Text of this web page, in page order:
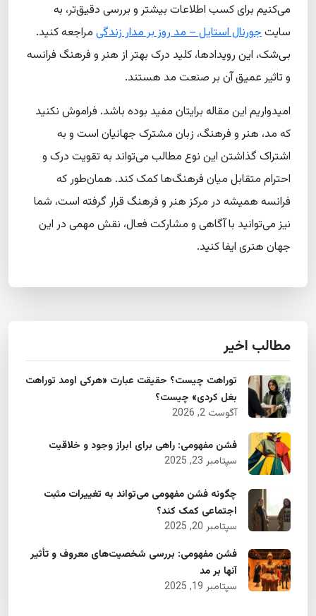
می‌کنیم برای کسب اطلاعات بیشتر و بررسی دقیق‌تر، به
سایتجورنال استایل – مد روز بر مدار زندگیمراجعه کنید.
بی‌شک، این رویدادها، کلید درک بهتر از هنر و فرهنگ فرانسه
و تاثیر عمیق آن بر صنعت مد هستند.
امیدواریم این مقاله برایتان مفید بوده باشد. فراموش نکنید
که مد، هنر و فرهنگ، زبان مشترک جهانیان است و به
اشتراک گذاشتن این نوع مطالب می‌تواند به تقویت درک و
احترام متقابل میان فرهنگ‌ها کمک کند. همان‌طور که
فرانسه همیشه در مرکز هنر و فرهنگ قرار گرفته است، شما
نیز می‌توانید با آگاهی و مشارکت فعال، نقش مهمی در این
جهان هنری ایفا کنید.
مطالب اخیر
توراهت چیست؟ حقیقت عبارت «هرکی اومد توراهت
بغل کردی» چیست؟
آگوست 2, 2026
فشن مفهومی: راهی برای ابراز وجود و خلاقیت
سپتامبر 23, 2025
چگونه فشن مفهومی می‌تواند به تغییرات مثبت
اجتماعی کمک کند؟
سپتامبر 20, 2025
فشن مفهومی: بررسی شخصیت‌های معروف و تأثیر
آنها بر مد
سپتامبر 19, 2025